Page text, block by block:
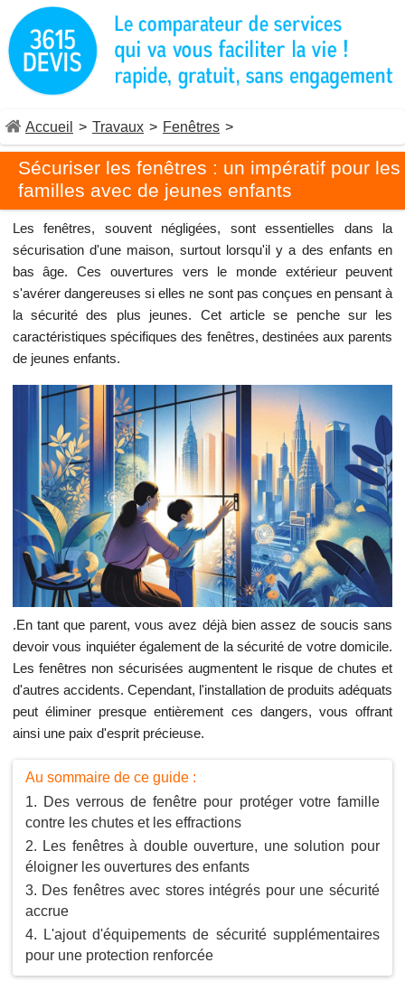
Accueil > Travaux > Fenêtres >
Sécuriser les fenêtres : un impératif pour les
familles avec de jeunes enfants
Les fenêtres, souvent négligées, sont essentielles dans la
sécurisation d'une maison, surtout lorsqu'il y a des enfants en
bas âge. Ces ouvertures vers le monde extérieur peuvent
s'avérer dangereuses si elles ne sont pas conçues en pensant à
la sécurité des plus jeunes. Cet article se penche sur les
caractéristiques spécifiques des fenêtres, destinées aux parents
de jeunes enfants.
.En tant que parent, vous avez déjà bien assez de soucis sans
devoir vous inquiéter également de la sécurité de votre domicile.
Les fenêtres non sécurisées augmentent le risque de chutes et
d'autres accidents. Cependant, l'installation de produits adéquats
peut éliminer presque entièrement ces dangers, vous offrant
ainsi une paix d'esprit précieuse.
Au sommaire de ce guide :
Des verrous de fenêtre pour protéger votre famille
contre les chutes et les effractions
Les fenêtres à double ouverture, une solution pour
éloigner les ouvertures des enfants
Des fenêtres avec stores intégrés pour une sécurité
accrue
L'ajout d'équipements de sécurité supplémentaires
pour une protection renforcée